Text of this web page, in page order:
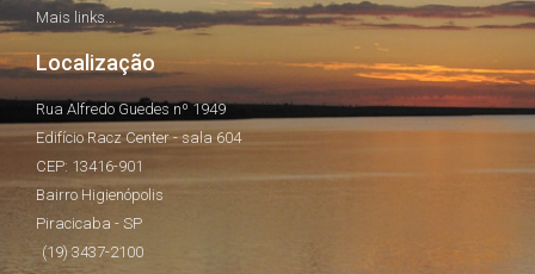
Mais links...
Localização
Rua Alfredo Guedes nº 1949
Edifício Racz Center - sala 604
CEP: 13416-901
Bairro Higienópolis
Piracicaba - SP
(19) 3437-2100